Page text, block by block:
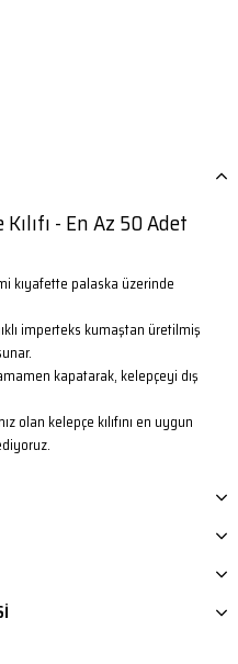
- En Az 50 Adet
kıyafette palaska üzerinde
imperteks kumaştan üretilmiş
kapatarak, kelepçeyi dış
olan kelepçe kılıfını en uygun